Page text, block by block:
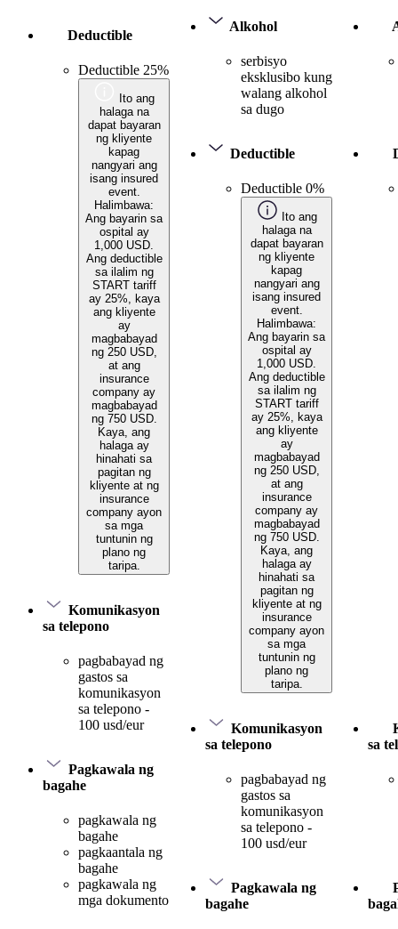
Deductible
Deductible 25%
Ito ang
halaga na
dapat bayaran
ng kliyente
kapag
nangyari ang
isang insured
event.
Halimbawa:
Ang bayarin sa
ospital ay
1,000 USD.
Ang deductible
sa ilalim ng
START tariff
ay 25%, kaya
ang kliyente
ay
magbabayad
ng 250 USD,
at ang
insurance
company ay
magbabayad
ng 750 USD.
Kaya, ang
halaga ay
hinahati sa
pagitan ng
kliyente at ng
insurance
company ayon
sa mga
tuntunin ng
plano ng
taripa.
Komunikasyon
sa telepono
pagbabayad ng
gastos sa
komunikasyon
sa telepono -
100 usd/eur
Pagkawala ng
bagahe
pagkawala ng
bagahe
pagkaantala ng
bagahe
pagkawala ng
mga dokumento
Alkohol
serbisyo
eksklusibo kung
walang alkohol
sa dugo
Deductible
Deductible 0%
Ito ang
halaga na
dapat bayaran
ng kliyente
kapag
nangyari ang
isang insured
event.
Halimbawa:
Ang bayarin sa
ospital ay
1,000 USD.
Ang deductible
sa ilalim ng
START tariff
ay 25%, kaya
ang kliyente
ay
magbabayad
ng 250 USD,
at ang
insurance
company ay
magbabayad
ng 750 USD.
Kaya, ang
halaga ay
hinahati sa
pagitan ng
kliyente at ng
insurance
company ayon
sa mga
tuntunin ng
plano ng
taripa.
Komunikasyon
sa telepono
pagbabayad ng
gastos sa
komunikasyon
sa telepono -
100 usd/eur
Pagkawala ng
bagahe
sa